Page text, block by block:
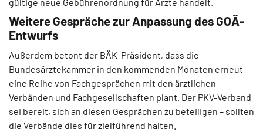
Weitere Gespräche zur Anpassung des GOÄ-
Entwurfs
Außerdem betont der BÄK-Präsident, dass die
Bundesärztekammer in den kommenden Monaten erneut
eine Reihe von Fachgesprächen mit den ärztlichen
Verbänden und Fachgesellschaften plant. Der PKV-Verband
sei bereit, sich an diesen Gesprächen zu beteiligen – sollten
die Verbände dies für zielführend halten.